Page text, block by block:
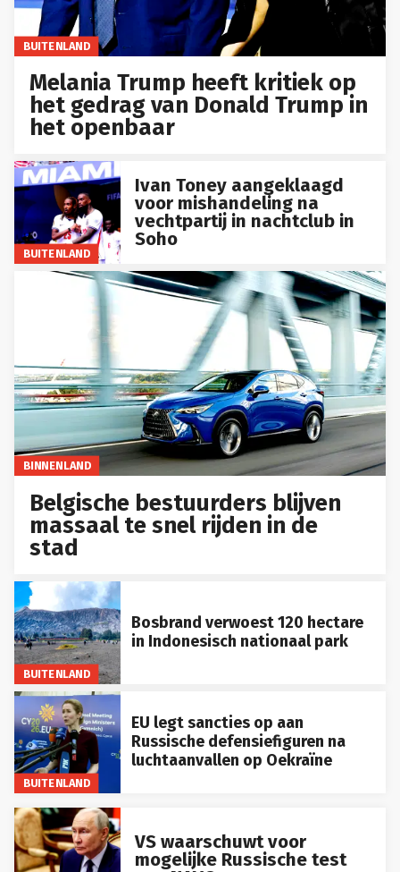
BUITENLAND
Melania Trump heeft kritiek op
het gedrag van Donald Trump in
het openbaar
BUITENLAND
Ivan Toney aangeklaagd
voor mishandeling na
vechtpartij in nachtclub in
Soho
BINNENLAND
Belgische bestuurders blijven
massaal te snel rijden in de
stad
BUITENLAND
Bosbrand verwoest 120 hectare
in Indonesisch nationaal park
BUITENLAND
EU legt sancties op aan
Russische defensiefiguren na
luchtaanvallen op Oekraïne
VS waarschuwt voor
mogelijke Russische test